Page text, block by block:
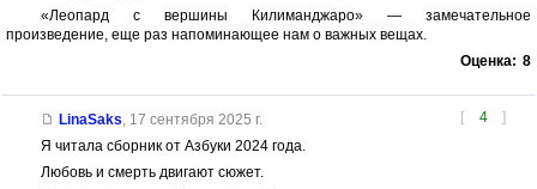
«Леопард с вершины Килиманджаро» — замечательное
произведение, еще раз напоминающее нам о важных вещах.
Оценка: 8
[ 4 ]
LinaSaks, 17 сентября 2025 г.
Я читала сборник от Азбуки 2024 года.
Любовь и смерть двигают сюжет.